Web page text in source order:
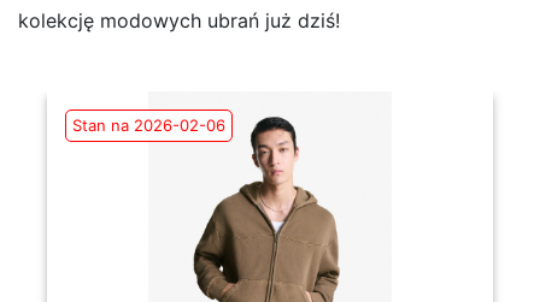
kolekcję modowych ubrań już dziś!
Stan na 2026-02-06